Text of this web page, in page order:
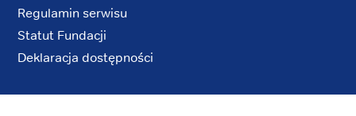
Regulamin serwisu
Statut Fundacji
Deklaracja dostępności